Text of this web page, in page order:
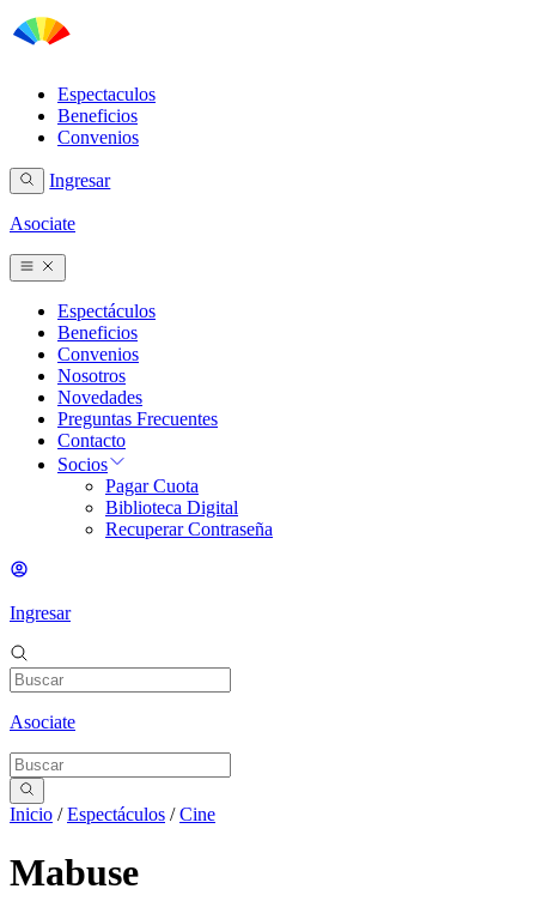
Espectaculos
Beneficios
Convenios
Ingresar
Asociate
Espectáculos
Beneficios
Convenios
Nosotros
Novedades
Preguntas Frecuentes
Contacto
Socios
Pagar Cuota
Biblioteca Digital
Recuperar Contraseña
Ingresar
Asociate
Inicio /Espectáculos /Cine
Mabuse